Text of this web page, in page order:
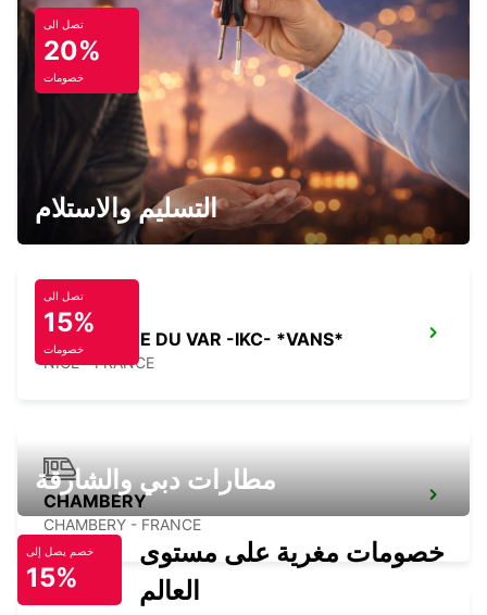
MANOSQUE -IKC-
MANOSQUE - FRANCE
TURIN APT - IKC *RY*
CASELLE TORINESE - ITALY
NICE PLAINE DU VAR -IKC- *VANS*
NICE - FRANCE
CHAMBERY
CHAMBERY - FRANCE
تصل الى
20%
خصومات
التسليم والاستلام
تصل الى
15%
خصومات
مطارات دبي والشارقة
خصم يصل إلى
15%
خصومات مغرية على مستوى
العالم